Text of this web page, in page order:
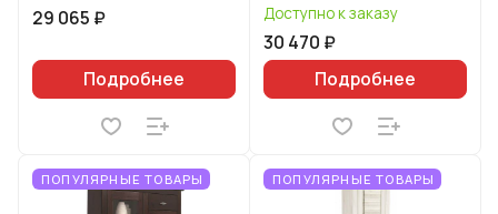
29 065 ₽
Подробнее
Доступно к заказу
30 470 ₽
Подробнее
ПОПУЛЯРНЫЕ ТОВАРЫ ПОПУЛЯРНЫЕ ТОВАРЫ